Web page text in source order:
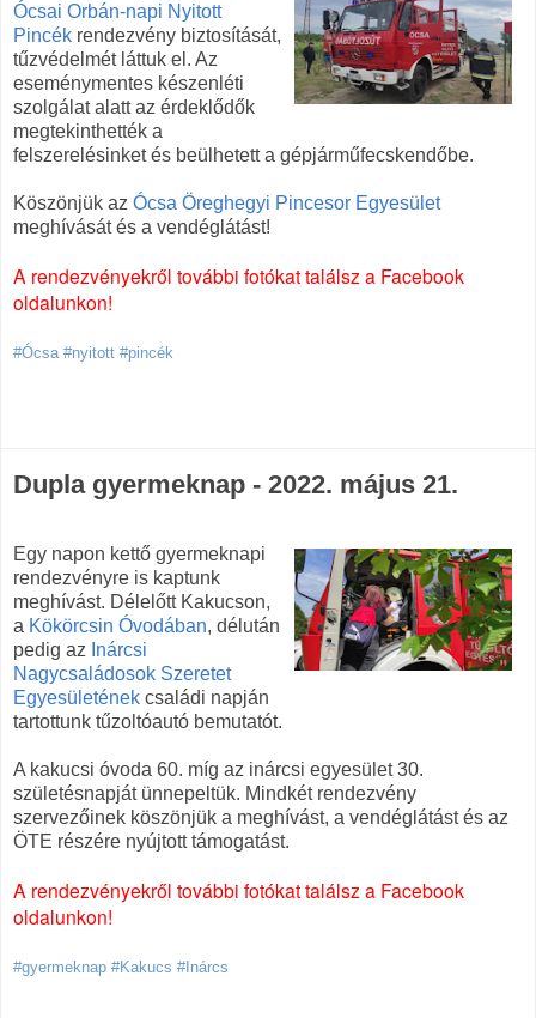
Ócsai Orbán-napi Nyitott
Pincék rendezvény biztosítását,
tűzvédelmét láttuk el. Az
eseménymentes készenléti
szolgálat alatt az érdeklődők
megtekinthették a
felszerelésinket és beülhetett a gépjárműfecskendőbe.
Köszönjük az Ócsa Öreghegyi Pincesor Egyesület
meghívását és a vendéglátást!
A rendezvényekről további fotókat találsz a Facebook
oldalunkon!
#Ócsa #nyitott #pincék
Dupla gyermeknap - 2022. május 21.
Egy napon kettő gyermeknapi
rendezvényre is kaptunk
meghívást. Délelőtt Kakucson,
a Kökörcsin Óvodában, délután
pedig az Inárcsi
Nagycsaládosok Szeretet
Egyesületének családi napján
tartottunk tűzoltóautó bemutatót.
A kakucsi óvoda 60. míg az inárcsi egyesület 30.
születésnapját ünnepeltük. Mindkét rendezvény
szervezőinek köszönjük a meghívást, a vendéglátást és az
ÖTE részére nyújtott támogatást.
A rendezvényekről további fotókat találsz a Facebook
oldalunkon!
#gyermeknap #Kakucs #Inárcs